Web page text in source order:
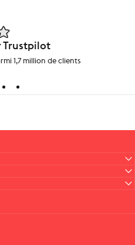
Trustpilot
1,7 million de clients